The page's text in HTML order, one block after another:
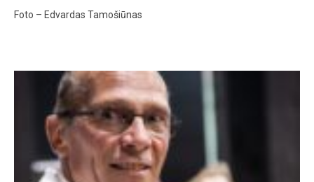
Foto – Edvardas Tamošiūnas